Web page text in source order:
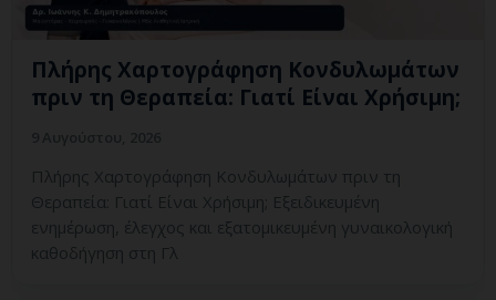
Πλήρης Χαρτογράφηση Κονδυλωμάτων
πριν τη Θεραπεία: Γιατί Είναι Χρήσιμη;
Πλήρης Χαρτογράφηση Κονδυλωμάτων πριν τη
Θεραπεία: Γιατί Είναι Χρήσιμη; Εξειδικευμένη
ενημέρωση, έλεγχος και εξατομικευμένη γυναικολογική
καθοδήγηση στη Γλ